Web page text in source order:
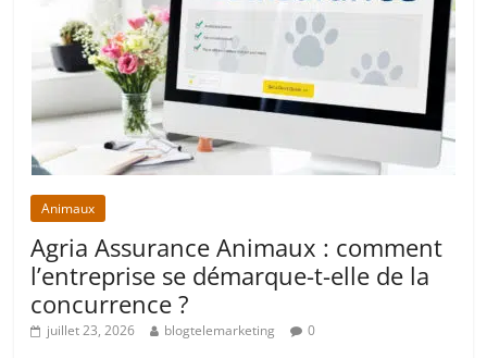
Animaux
Agria Assurance Animaux : comment
l’entreprise se démarque-t-elle de la
concurrence ?
juillet 23, 2026 blogtelemarketing 0